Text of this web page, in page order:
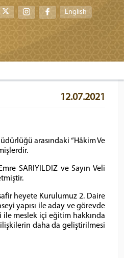
English
12.07.2021
arasındaki “Hâkim Ve
SARIYILDIZ ve Sayın Veli
heyete Kurulumuz 2. Daire
yapısı ile aday ve görevde
ile meslek içi eğitim hakkında
daha da geliştirilmesi